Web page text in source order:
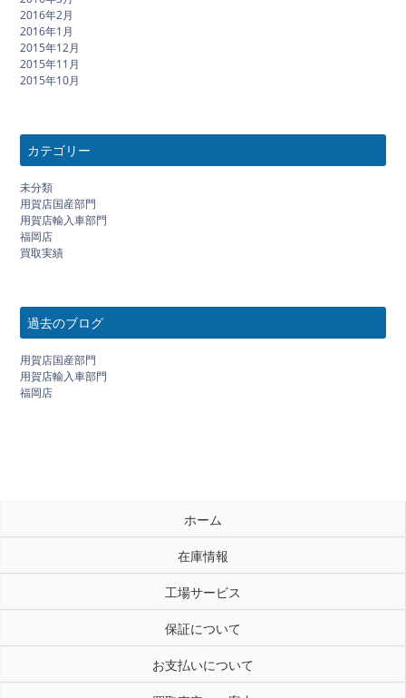
2016年2月
2016年1月
2015年12月
2015年11月
2015年10月
カテゴリー
未分類
用賀店国産部門
用賀店輸入車部門
福岡店
買取実績
過去のブログ
用賀店国産部門
用賀店輸入車部門
福岡店
ホーム
在庫情報
工場サービス
保証について
お支払いについて